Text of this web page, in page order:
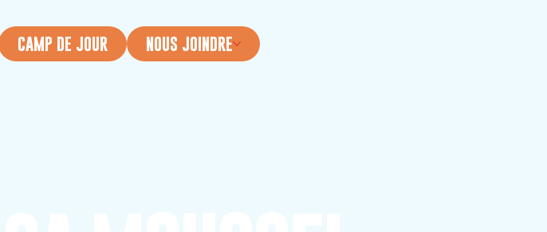
CAMP DE JOUR NOUS JOINDRE